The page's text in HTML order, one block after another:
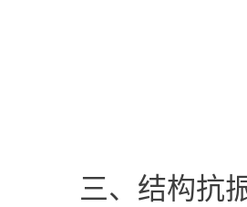
三、结构抗